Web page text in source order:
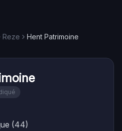
Reze Hent Patrimoine
(44)